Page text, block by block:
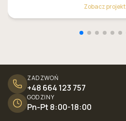
Zobacz projekt
ZADZWOŃ
+48 664 123 757
GODZINY
Pn-Pt 8:00-18:00